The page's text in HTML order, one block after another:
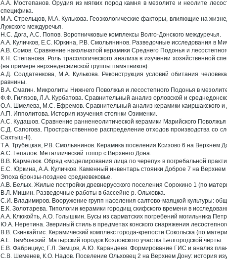
А.А. Мостепанов. Орудия из мягких пород камня в мезолите и неолите
специфика.
М.А. Стрельцов, М.А. Кулькова. Геоэкологические факторы, влияющие на
Лужского междуречья.
Н.С. Дога, А.С. Попов. Воротничковые комплексы Волго-Донского междуречья.
А.А. Куличков, Е.С. Юркина, Р.В. Смольянинов. Разведочные исследования в
А.В. Сомов. Сравнение накольчатой керамики Среднего Подонья и
К.Н. Степанова. Роль трасологического анализа в изучении хозяйственной
(на примере верхнедеснинской группы памятников).
А.Д. Солдатенкова, М.А. Кулькова. Реконструкция условий обитания
равнины.
В.А. Смагин. Микролиты Нижнего Поволжья и лесостепного Подонья в
Ф.Ф. Гилязов, Л.А. Курбатова. Сравнительный анализ орловской и
О.А. Шмелева, М.С. Ефремов. Сравнительный анализ керамики каиршакского и
А.П. Ипполитова. История изучения стоянки Озименки.
А.С. Кудашов. Сравнение ранненеолитической керамики Марийского
С.Д. Сапогова. Пространственное распределение отходов производства со
Сахтыш-II).
Т.А. Трубецкая, Р.В. Смольянинов. Керамика поселения Ксизово 6 на Верхнем
А.С. Гепалов. Металлический топор с Верхнего Дона.
В.В. Кармелюк. Обряд «моделирования лица по черепу» в погребальной
Е.С. Юркина, А.А. Куличков. Каменный инвентарь стоянки Доброе 7 на
Эпоха бронзы-позднее средневековье.
А.В. Белых. Жилые постройки древнерусского поселения Сорокино 1 (по
В.Л. Мишин. Разведочные работы в бассейне р. Ольховка.
С.И. Владимиров. Вооружение групп населения салтово-маяцкой культуры:
Е.К. Золотарева. Типологии керамики городищ скифского времени в
А.А. Клюкойть, А.О. Голышкин. Бусы из сарматских погребений могильника
Ю.А. Неретина. Звериный стиль в предметах конского снаряжения
В.В. Скинкайтис. Керамический комплекс города-крепости Сокольска (по
А.Е. Тамбовский. Матырский городок Козловского участка Белгородской черты.
Е.В. Фабрициус, Г.Л. Земцов, А.Ю. Карандеев. Формирование ГИС и анализ
С.В. Шеменев, К.О. Надов. Поселение Ольховец 2 на Верхнем Дону: история